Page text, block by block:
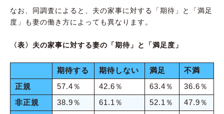
なお、同調査によると、夫の家事に対する「期待」と「満足
度」も妻の働き方によっても異なります。
〈表〉夫の家事に対する妻の「期待」と「満足度」
期待する 期待しない 満足
不満
正規
57.4％ 42.6％ 63.4％
36.6％
非正規
38.9％ 61.1％ 52.1％
47.9％